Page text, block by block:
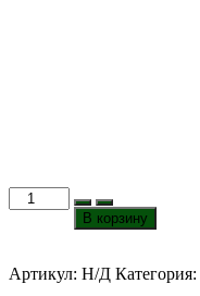
Количество
товара
В корзину
Артикул: Н/Д Категория: